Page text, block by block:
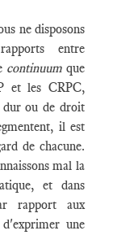
ne disposons
entre
continuumque
et les CRPC,
dur ou de droit
il est
de chacune.
mal la
et dans
rapport aux
une